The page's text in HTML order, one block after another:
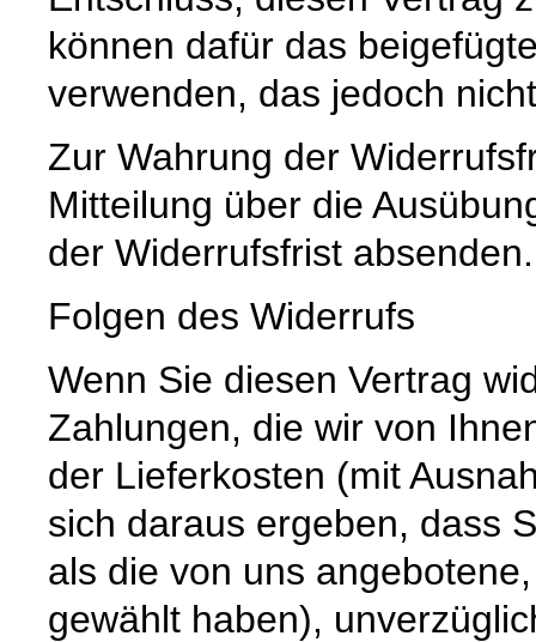
können dafür das
verwenden, das jedoch
Zur Wahrung der
Mitteilung über die
der Widerrufsfrist absenden.
Folgen des Widerrufs
Wenn Sie diesen Vertrag
Zahlungen, die wir von
der Lieferkosten (mit
sich daraus ergeben, dass
als die von uns
gewählt haben),